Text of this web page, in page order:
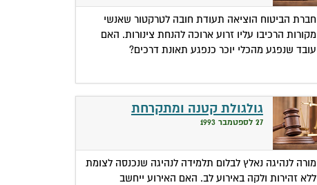
חברת הביטוח הוציאה תעודת חובה לטרקטור שאנשי
מקורות הרכיבו עליו זרוע ארוכה להנחת צינורות. האם
עובד שנפגע מהכלי יוכר כנפגע תאונת דרכים?
גולגולת קטנה ומתקרחת
27 לספטמבר 1993
מורה לנהיגה נאלץ לבלום תלמידה לנהיגה שנכנסה לצומת
ללא זהירות ולקה באירוע לב. האם האירוע ייחשב